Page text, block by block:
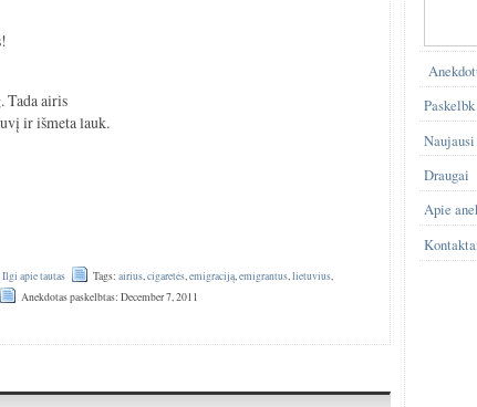
Tada airis
ir išmeta lauk.
Ilgi apie tautas Tags:airius,cigaretės,emigraciją,emigrantus,lietuvius,
Anekdotas paskelbtas: December 7, 2011
Draugai
Apie